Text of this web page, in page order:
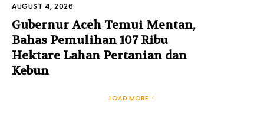
AUGUST 4, 2026
Gubernur Aceh Temui Mentan,
Bahas Pemulihan 107 Ribu
Hektare Lahan Pertanian dan
Kebun
LOAD MORE